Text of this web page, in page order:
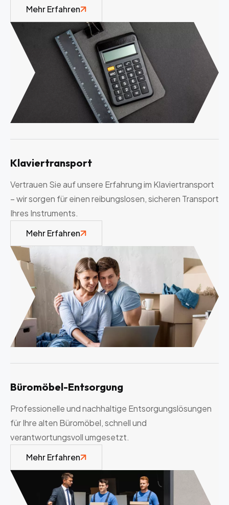
Mehr Erfahren
Klaviertransport
Vertrauen Sie auf unsere Erfahrung im Klaviertransport
– wir sorgen für einen reibungslosen, sicheren Transport
Ihres Instruments.
Mehr Erfahren
Büromöbel-Entsorgung
Professionelle und nachhaltige Entsorgungslösungen
für Ihre alten Büromöbel, schnell und
verantwortungsvoll umgesetzt.
Mehr Erfahren